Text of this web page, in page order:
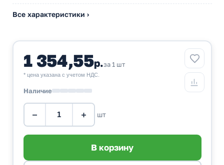
Все характеристики ›
1 354,55р.за 1 шт
* цена указана с учетом НДС.
Наличие
− + шт